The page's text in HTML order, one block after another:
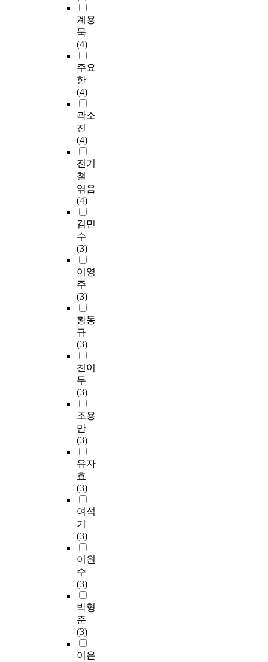
계용
묵
(4)
주요
한
(4)
곽소
진
(4)
전기
철
엮음
(4)
김민
수
(3)
이영
주
(3)
황동
규
(3)
천이
두
(3)
조용
만
(3)
유자
효
(3)
여석
기
(3)
이원
수
(3)
박형
준
(3)
이은